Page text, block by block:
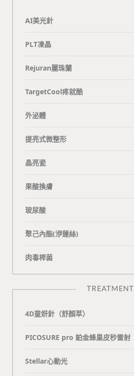
AI美光針
PLT凍晶
Rejuran麗珠蘭
TargetCool疼就酷
外泌體
提亮式微整形
晶亮瓷
果酸換膚
玻尿酸
聚己內酯(洢蓮絲)
肉毒桿菌
TREATMENT
4D童妍針（舒顏萃）
PICOSURE pro 鉑金蜂巢皮秒雷射
Stellar心動光